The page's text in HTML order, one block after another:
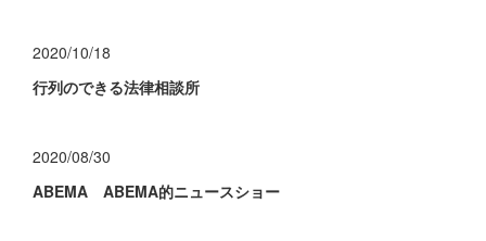
2020/10/18
行列のできる法律相談所
2020/08/30
ABEMA ABEMA的ニュースショー